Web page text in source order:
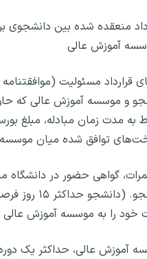
منعقده شده بین دانشجوی
آموزش عالی
قرارداد مسئولیت
و موسسه آموزش عالی که
به مدت زمان مبادله، مبلغ
توافق شده میان
گواهی حضور در دانشگاه
دانشجو. (دانشجو
خود را به موسسه آموزش عالی